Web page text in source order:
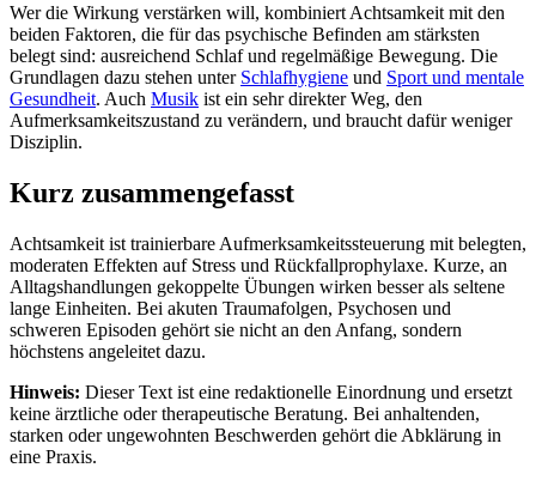
Wer die Wirkung verstärken will, kombiniert Achtsamkeit mit den
beiden Faktoren, die für das psychische Befinden am stärksten
belegt sind: ausreichend Schlaf und regelmäßige Bewegung. Die
Grundlagen dazu stehen unter Schlafhygiene und Sport und mentale
Gesundheit. Auch Musik ist ein sehr direkter Weg, den
Aufmerksamkeitszustand zu verändern, und braucht dafür weniger
Disziplin.
Kurz zusammengefasst
Achtsamkeit ist trainierbare Aufmerksamkeitssteuerung mit belegten,
moderaten Effekten auf Stress und Rückfallprophylaxe. Kurze, an
Alltagshandlungen gekoppelte Übungen wirken besser als seltene
lange Einheiten. Bei akuten Traumafolgen, Psychosen und
schweren Episoden gehört sie nicht an den Anfang, sondern
höchstens angeleitet dazu.
Hinweis: Dieser Text ist eine redaktionelle Einordnung und ersetzt
keine ärztliche oder therapeutische Beratung. Bei anhaltenden,
starken oder ungewohnten Beschwerden gehört die Abklärung in
eine Praxis.